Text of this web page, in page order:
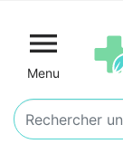

Menu